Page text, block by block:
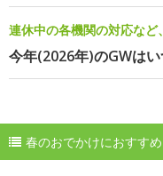
連休中の各機関の対応など
今年(2026年)のGWは
春のおでかけにおすすめ